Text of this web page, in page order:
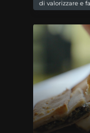
di valorizzare e